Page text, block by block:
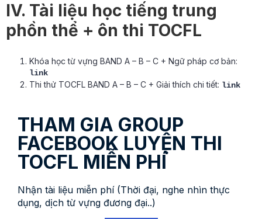
IV. Tài liệu học tiếng trung
phồn thể + ôn thi TOCFL
Khóa học từ vựng BAND A – B – C + Ngữ pháp cơ bản:
link
Thi thử TOCFL BAND A – B – C + Giải thích chi tiết: link
THAM GIA GROUP
FACEBOOK LUYỆN THI
TOCFL MIỄN PHÍ
Nhận tài liệu miễn phí (Thời đại, nghe nhìn thực
dụng, dịch từ vựng đương đại..)